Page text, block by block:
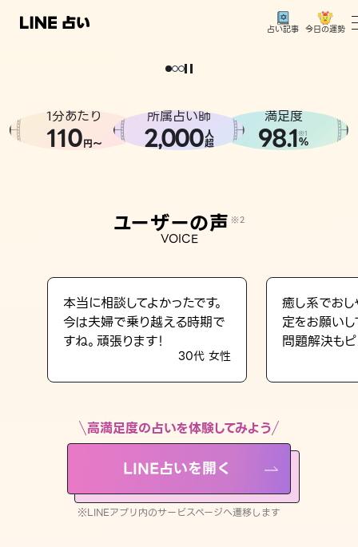
占い記事 今日の運勢
相談事例
LINE占いを開く
※LINEアプリ内のサービスページへ遷移します
どうせなら
。
1分あたり
110円〜
所属占い師
2,000人
超
満足度
98.1※1
%
ユーザーの声 ※2
VOICE
本当に相談してよかったです。
今は夫婦で乗り越える時期で
すね。頑張ります！
30代 女性
癒し系でおし
定をお願い
問題解決もピ
高満足度の占いを体験してみよう
LINE占いを開く
※LINEアプリ内のサービスページへ遷移します